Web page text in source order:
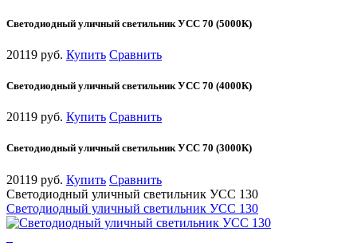
Светодиодный уличный светильник УСС 70 (5000К)
20119 руб. Купить Сравнить
Светодиодный уличный светильник УСС 70 (4000К)
20119 руб. Купить Сравнить
Светодиодный уличный светильник УСС 70 (3000К)
20119 руб. Купить Сравнить
Светодиодный уличный светильник УСС 130
Светодиодный уличный светильник УСС 130